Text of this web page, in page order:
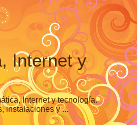
Internet y
Internet y tecnología.
instalaciones y ...